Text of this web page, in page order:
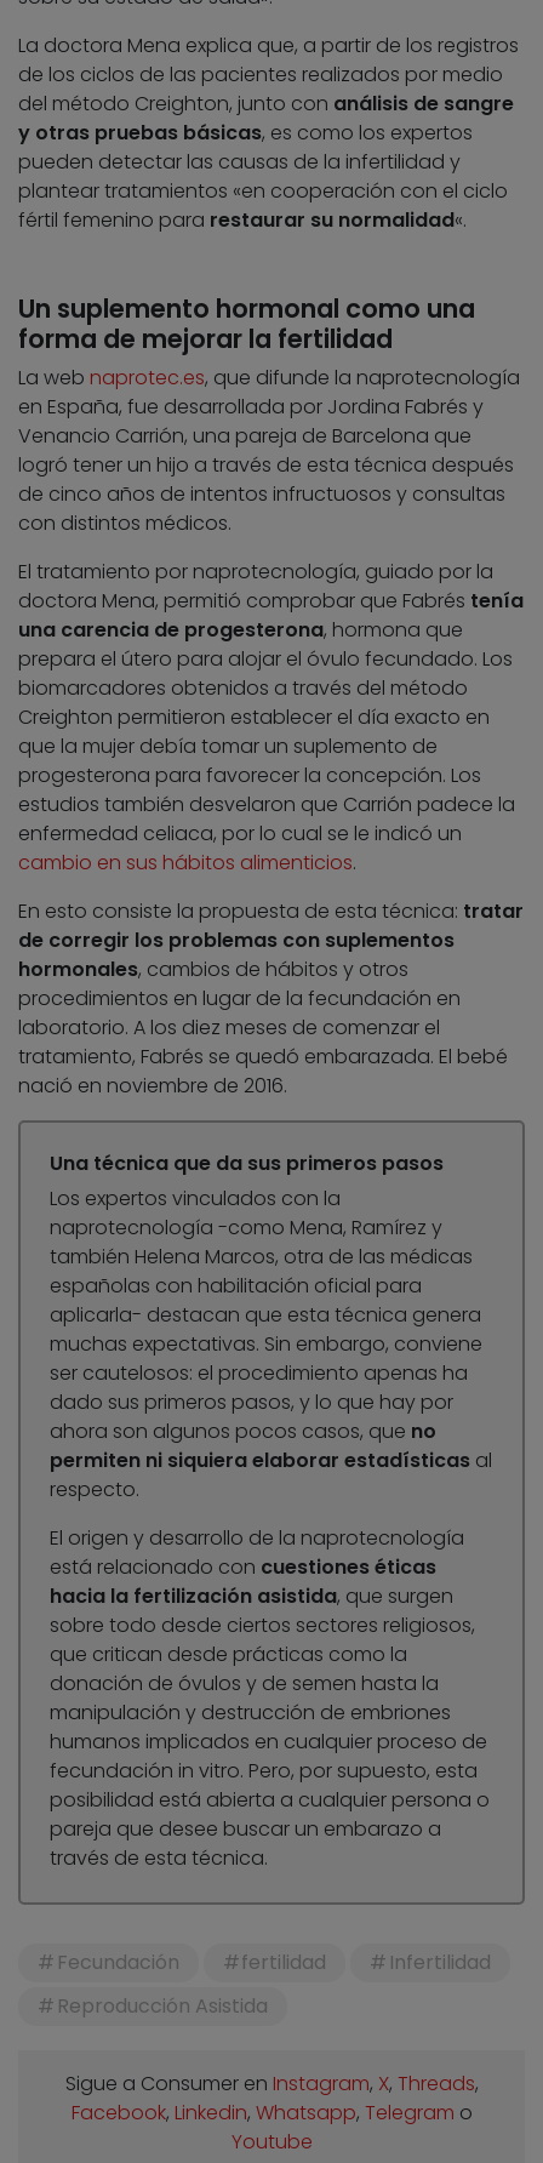
La doctora Mena explica que, a partir de los registros
de los ciclos de las pacientes realizados por medio
del método Creighton, junto con análisis de sangre
y otras pruebas básicas, es como los expertos
pueden detectar las causas de la infertilidad y
plantear tratamientos «en cooperación con el ciclo
fértil femenino para restaurar su normalidad«.
Un suplemento hormonal como una
forma de mejorar la fertilidad
La web naprotec.es, que difunde la naprotecnología
en España, fue desarrollada por Jordina Fabrés y
Venancio Carrión, una pareja de Barcelona que
logró tener un hijo a través de esta técnica después
de cinco años de intentos infructuosos y consultas
con distintos médicos.
El tratamiento por naprotecnología, guiado por la
doctora Mena, permitió comprobar que Fabrés tenía
una carencia de progesterona, hormona que
prepara el útero para alojar el óvulo fecundado. Los
biomarcadores obtenidos a través del método
Creighton permitieron establecer el día exacto en
que la mujer debía tomar un suplemento de
progesterona para favorecer la concepción. Los
estudios también desvelaron que Carrión padece la
enfermedad celiaca, por lo cual se le indicó un
cambio en sus hábitos alimenticios.
En esto consiste la propuesta de esta técnica: tratar
de corregir los problemas con suplementos
hormonales, cambios de hábitos y otros
procedimientos en lugar de la fecundación en
laboratorio. A los diez meses de comenzar el
tratamiento, Fabrés se quedó embarazada. El bebé
nació en noviembre de 2016.
Una técnica que da sus primeros pasos
Los expertos vinculados con la
naprotecnología -como Mena, Ramírez y
también Helena Marcos, otra de las médicas
españolas con habilitación oficial para
aplicarla- destacan que esta técnica genera
muchas expectativas. Sin embargo, conviene
ser cautelosos: el procedimiento apenas ha
dado sus primeros pasos, y lo que hay por
ahora son algunos pocos casos, que no
permiten ni siquiera elaborar estadísticas al
respecto.
El origen y desarrollo de la naprotecnología
está relacionado con cuestiones éticas
hacia la fertilización asistida, que surgen
sobre todo desde ciertos sectores religiosos,
que critican desde prácticas como la
donación de óvulos y de semen hasta la
manipulación y destrucción de embriones
humanos implicados en cualquier proceso de
fecundación in vitro. Pero, por supuesto, esta
posibilidad está abierta a cualquier persona o
pareja que desee buscar un embarazo a
través de esta técnica.
Fecundación fertilidad
Infertilidad
Reproducción Asistida
Sigue a Consumer en Instagram, X, Threads,
Facebook, Linkedin, Whatsapp, Telegram o
Youtube